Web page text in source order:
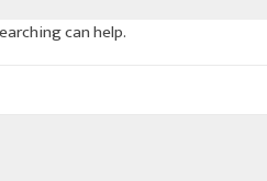
विद्यार्थी शिष्यवृत्तीस पात्र
बळावर यश मिळवता येते –
यांचा वाढदिवस विविध सामाजिक
can help.